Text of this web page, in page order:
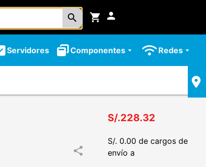
search shopping_cart person
Servidores Componentesarrow_drop_down Redes arrow_drop_down
share
S/.228.32
S/. 0.00 de cargos de
envío a